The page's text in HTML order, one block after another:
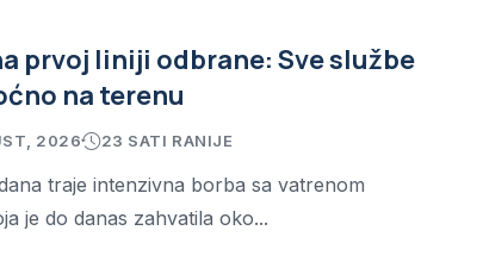
prvoj liniji odbrane: Sve službe
na terenu
2026 23 SATI RANIJE
traje intenzivna borba sa vatrenom
je do danas zahvatila oko...